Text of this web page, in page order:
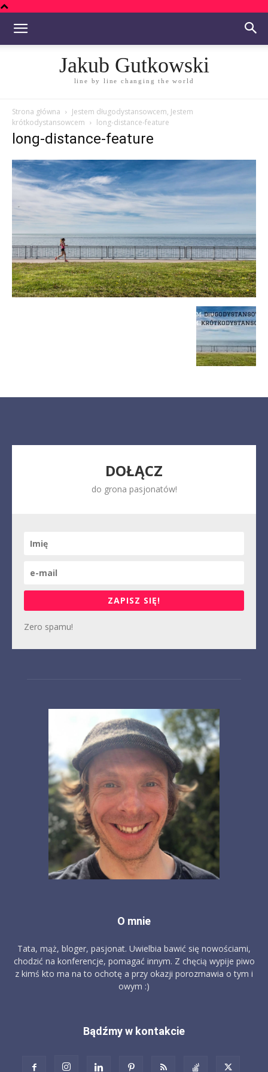
Jakub Gutkowski
line by line changing the world
Strona główna
Jestem długodystansowcem, Jestem
krótkodystansowcem
long-distance-feature
long-distance-feature
DOŁĄCZ
do grona pasjonatów!
ZAPISZ SIĘ!
Zero spamu!
O mnie
Tata, mąż, bloger, pasjonat. Uwielbia bawić się nowościami,
chodzić na konferencje, pomagać innym. Z chęcią wypije piwo
z kimś kto ma na to ochotę a przy okazji porozmawia o tym i
owym :)
Bądźmy w kontakcie